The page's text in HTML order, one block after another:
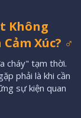
Không
Xúc? ‍♂️
cháy" tạm thời.
phải là khi cần
sự kiện quan